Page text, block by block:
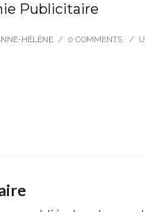
Publicitaire
HÉLÈNE / 0 COMMENTS /